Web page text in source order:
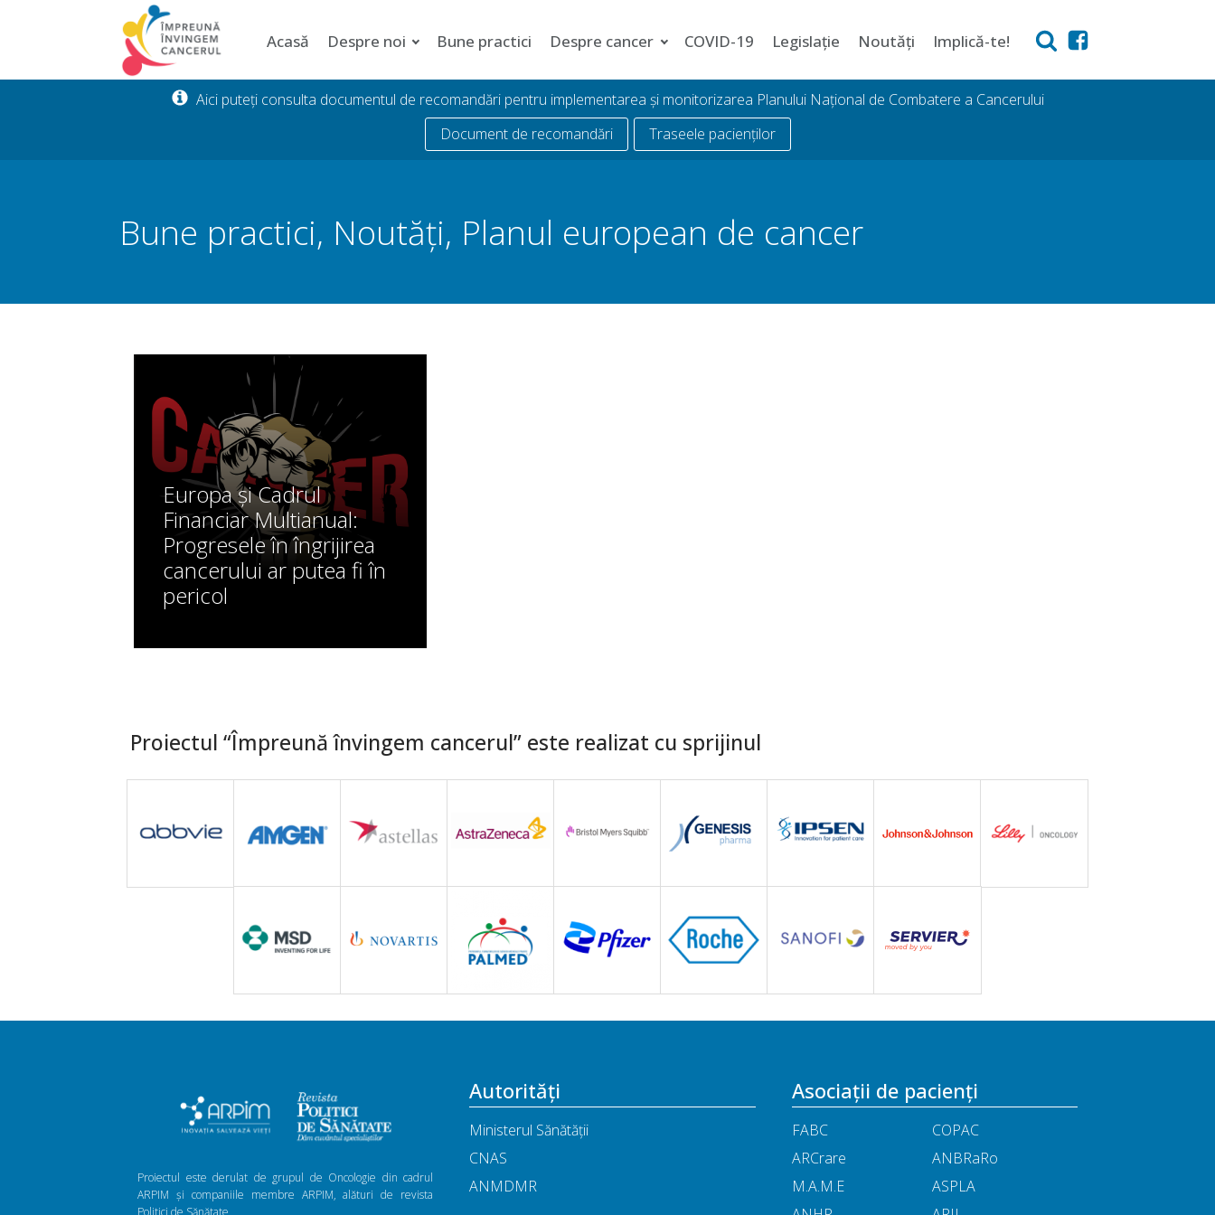
Acasă Despre noi Bune practici Despre cancer COVID-19 Legislație Noutăți Implică-te!
Aici puteți consulta documentul de recomandări pentru implementarea și monitorizarea Planului Național de Combatere a Cancerului
Document de recomandări
Traseele pacienților
Bune practici, Noutăți, Planul european de cancer
Europa și Cadrul
Financiar Multianual:
Progresele în îngrijirea
cancerului ar putea fi în
pericol
Proiectul “Împreună învingem cancerul” este realizat cu sprijinul
Proiectul este derulat de grupul de Oncologie din cadrul
ARPIM și companiile membre ARPIM, alături de revista
Politici de Sănătate
Autorități
Ministerul Sănătății
CNAS
ANMDMR
Asociații de pacienți
FABC
COPAC
ARCrare
ANBRaRo
M.A.M.E
ASPLA